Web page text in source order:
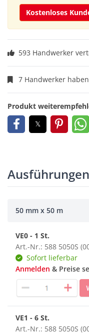
Kostenloses
593 Handwerker
7 Handwerker
Produkt
Ausführungen
50 mm x 50 m
VE0 - 1 St.
Art.-Nr.: 588 5050S
Sofort lieferbar
Anmelden & Preise
VE1 - 6 St.
Art.-Nr.: 588 5050S